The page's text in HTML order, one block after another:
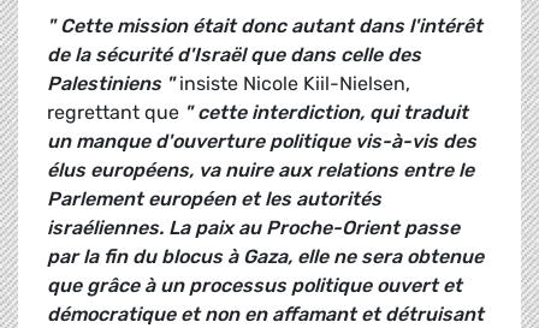
" Cette mission était donc autant dans l'intérêt
de la sécurité d'Israël que dans celle des
Palestiniens "insiste Nicole Kiil-Nielsen,
regrettant que " cette interdiction, qui traduit
un manque d'ouverture politique vis-à-vis des
élus européens, va nuire aux relations entre le
Parlement européen et les autorités
israéliennes. La paix au Proche-Orient passe
par la fin du blocus à Gaza, elle ne sera obtenue
que grâce à un processus politique ouvert et
démocratique et non en affamant et détruisant